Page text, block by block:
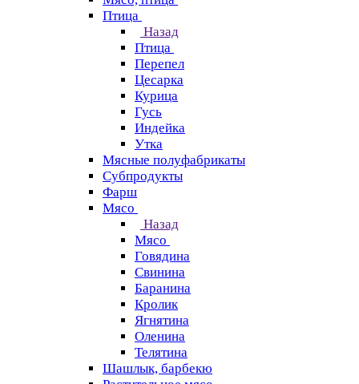
Птица
Назад
Птица
Перепел
Цесарка
Курица
Гусь
Индейка
Утка
Мясные полуфабрикаты
Субпродукты
Фарш
Мясо
Назад
Мясо
Говядина
Свинина
Баранина
Кролик
Ягнятина
Оленина
Телятина
Шашлык, барбекю